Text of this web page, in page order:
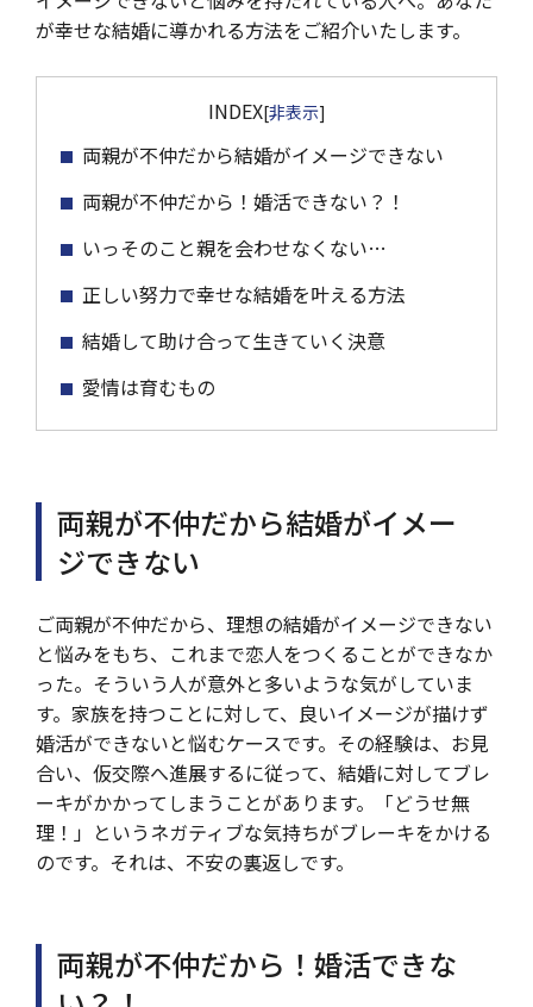
が幸せな結婚に導かれる方法をご紹介いたします。
INDEX[非表示]
両親が不仲だから結婚がイメージできない
両親が不仲だから！婚活できない？！
いっそのこと親を会わせなくない…
正しい努力で幸せな結婚を叶える方法
結婚して助け合って生きていく決意
愛情は育むもの
両親が不仲だから結婚がイメー
ジできない
ご両親が不仲だから、理想の結婚がイメージできない
と悩みをもち、これまで恋人をつくることができなか
った。そういう人が意外と多いような気がしていま
す。家族を持つことに対して、良いイメージが描けず
婚活ができないと悩むケースです。その経験は、お見
合い、仮交際へ進展するに従って、結婚に対してブレ
ーキがかかってしまうことがあります。「どうせ無
理！」というネガティブな気持ちがブレーキをかける
のです。それは、不安の裏返しです。
両親が不仲だから！婚活できな